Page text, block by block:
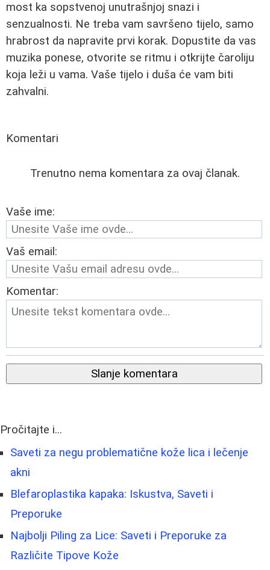
most ka sopstvenoj unutrašnjoj snazi i
senzualnosti. Ne treba vam savršeno tijelo, samo
hrabrost da napravite prvi korak. Dopustite da vas
muzika ponese, otvorite se ritmu i otkrijte čaroliju
koja leži u vama. Vaše tijelo i duša će vam biti
zahvalni.
Komentari
Trenutno nema komentara za ovaj članak.
Vaše ime:
Vaš email:
Komentar:
Slanje komentara
Pročitajte i...
Saveti za negu problematične kože lica i lečenje
akni
Blefaroplastika kapaka: Iskustva, Saveti i
Preporuke
Najbolji Piling za Lice: Saveti i Preporuke za
Različite Tipove Kože